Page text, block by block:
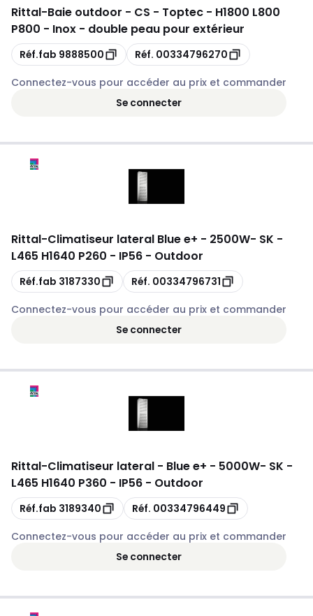
Rittal-Baie outdoor - CS - Toptec - H1800 L800
P800 - Inox - double peau pour extérieur
Copie
Réf.fab 9888500 Copie
Réf. 00334796270
Connectez-vous pour accéder au prix et commander
Se connecter
Rittal-Climatiseur lateral Blue e+ - 2500W- SK -
L465 H1640 P260 - IP56 - Outdoor
Copie
Réf.fab 3187330 Copie
Réf. 00334796731
Connectez-vous pour accéder au prix et commander
Se connecter
Rittal-Climatiseur lateral - Blue e+ - 5000W- SK -
L465 H1640 P360 - IP56 - Outdoor
Copie
Réf.fab 3189340 Copie
Réf. 00334796449
Connectez-vous pour accéder au prix et commander
Se connecter